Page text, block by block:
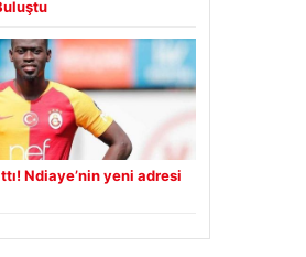
Ndiaye’nin yeni adresi